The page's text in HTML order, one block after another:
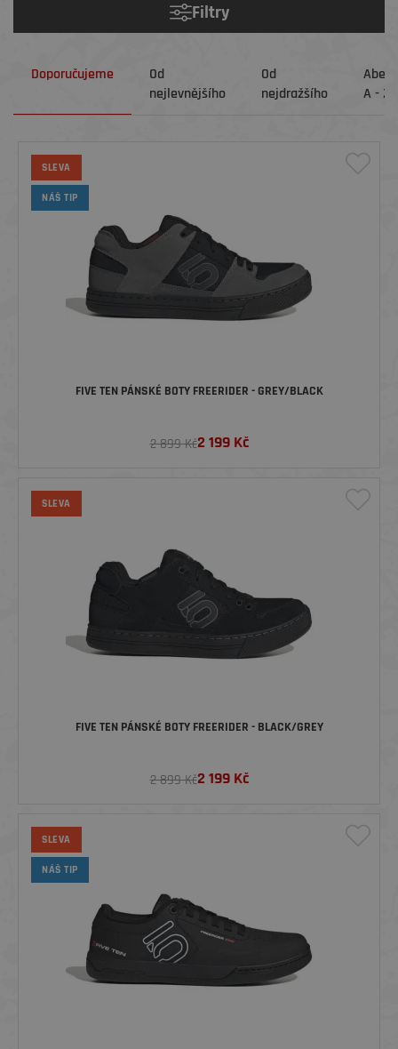
Filtry
Doporučujeme
Od
nejlevnějšího
Od
nejdražšího
A - Z
SLEVA
NÁŠ TIP
FIVE TEN PÁNSKÉ BOTY FREERIDER - GREY/BLACK
2 899 Kč2 199Kč
SLEVA
FIVE TEN PÁNSKÉ BOTY FREERIDER - BLACK/GREY
2 899 Kč2 199Kč
SLEVA
NÁŠ TIP